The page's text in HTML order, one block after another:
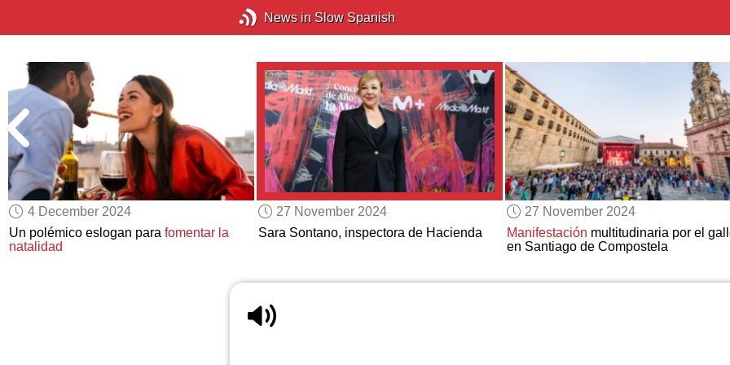
News in Slow Spanish
4 December 2024
Un polémico eslogan parafomentar la
natalidad
27 November 2024
Sara Sontano, inspectora de Hacienda
27 November 2024
Manifestación multitudinaria por el
en Santiago de Compostela